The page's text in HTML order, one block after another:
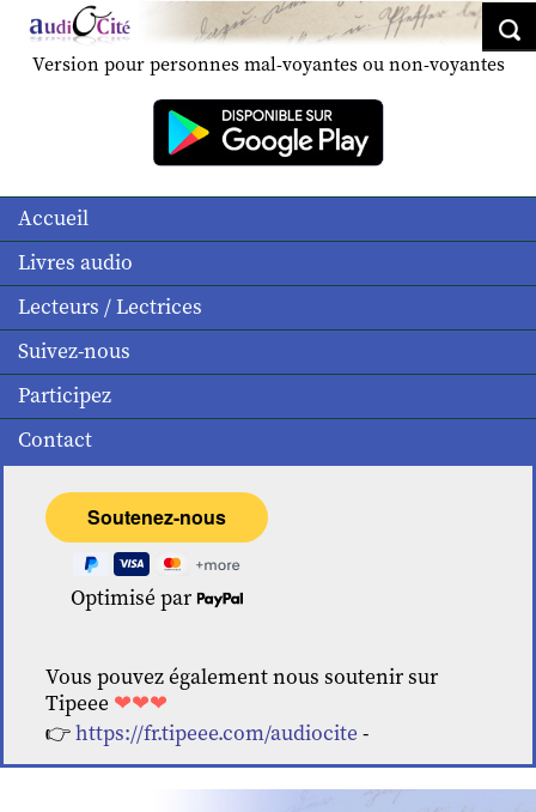
Version pour personnes mal-voyantes ou non-voyantes
Accueil
Livres audio
Lecteurs / Lectrices
Suivez-nous
Participez
Contact
Optimisé par
Vous pouvez également nous soutenir sur
Tipeee ❤❤❤
👉https://fr.tipeee.com/audiocite -